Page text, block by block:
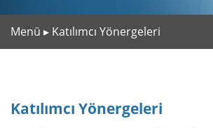
Menü ▸ Katılımcı Yönergeleri
Katılımcı Yönergeleri